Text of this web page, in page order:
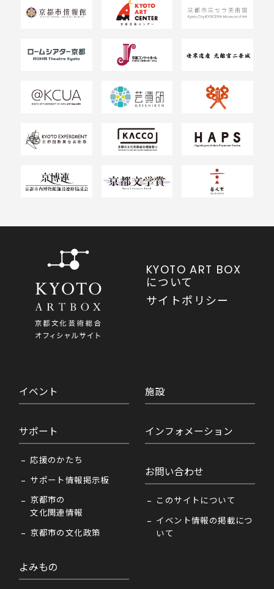
KYOTO ART BOX
について
サイトポリシー
イベント
サポート
応援のかたち
サポート情報掲示板
京都市の
文化関連情報
京都市の文化政策
よみもの
施設
インフォメーション
お問い合わせ
このサイトについて
イベント情報の掲載につ
いて